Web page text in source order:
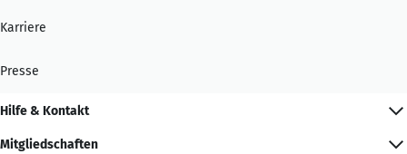
Karriere
Presse
Hilfe & Kontakt
Mitgliedschaften